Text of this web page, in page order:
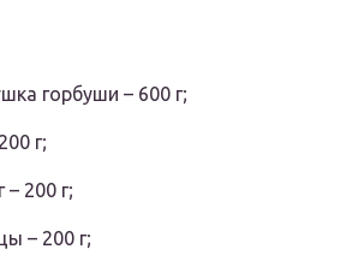
горбуши – 600 г;
г;
– 200 г;
– 200 г;